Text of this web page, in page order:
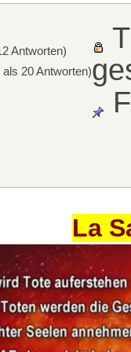
Antworten)
20 Antworten)
La